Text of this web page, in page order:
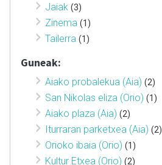
Jaiak (3)
Zinema (1)
Tailerra (1)
Guneak:
Aiako probalekua (Aia) (2)
San Nikolas eliza (Orio) (1)
Aiako plaza (Aia) (2)
Iturraran parketxea (Aia) (2)
Orioko ibaia (Orio) (1)
Kultur Etxea (Orio) (2)